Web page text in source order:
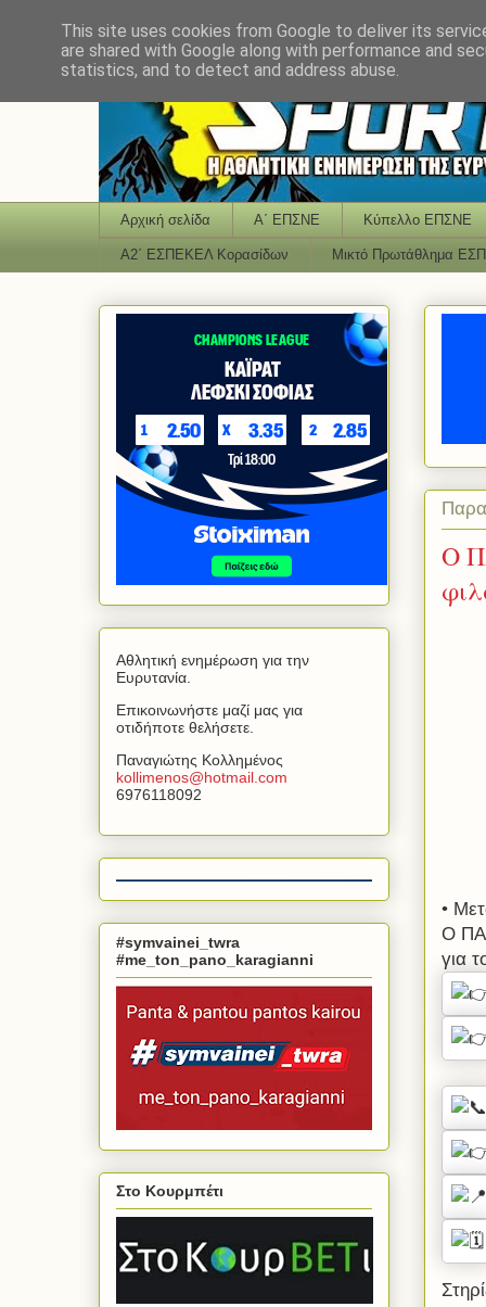
Αρχική σελίδα Α΄ ΕΠΣΝΕ Κύπελλο ΕΠΣΝΕ
Α2΄ ΕΣΠΕΚΕΛ Κορασίδων Μικτό Πρωτάθλημα
Ο
•
Ο
για
Αθλητική ενημέρωση για την
Ευρυτανία.
Επικοινωνήστε μαζί μας για
οτιδήποτε θελήσετε.
Παναγιώτης Κολλημένος
kollimenos@hotmail com
6976118092
#symvainei_twra
#me_ton_pano_karagianni
Στο Κουρμπέτι
This site uses cookies from Google to deliver its
are shared with Google along with performance and
statistics, and to detect and address abuse.